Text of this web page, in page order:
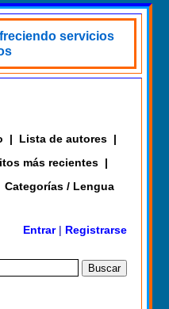
servicios
| Lista de autores |
más recientes |
Categorías / Lengua
Entrar| Registrarse